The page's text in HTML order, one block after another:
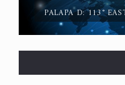
PALAPA D: 113°